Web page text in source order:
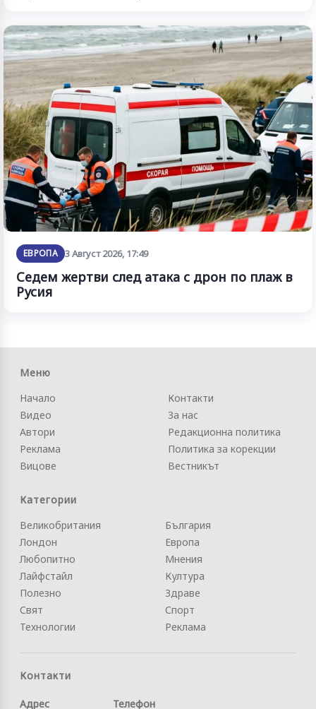
ЕВРОПА 3 Август 2026, 17:49
Седем жертви след атака с дрон по плаж в
Русия
Меню
Начало
Видео
Автори
Реклама
Вицове
Контакти
За нас
Редакционна политика
Политика за корекции
Вестникът
Категории
Великобритания
Лондон
Любопитно
Лайфстайл
Полезно
Свят
Технологии
България
Европа
Мнения
Култура
Здраве
Спорт
Реклама
Контакти
Адрес Телефон